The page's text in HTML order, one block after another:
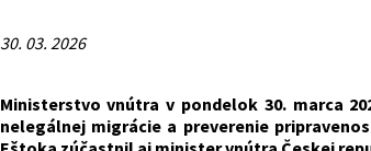
30. 03. 2026
Ministerstvo vnútra v pondelok 30. marca
nelegálnej migrácie a preverenie